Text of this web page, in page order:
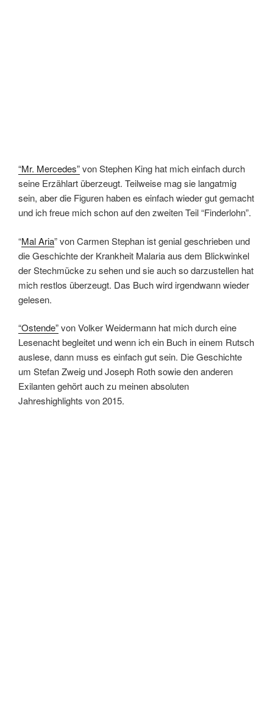
“Mr. Mercedes”von Stephen King hat mich einfach durch
seine Erzählart überzeugt. Teilweise mag sie langatmig
sein, aber die Figuren haben es einfach wieder gut gemacht
und ich freue mich schon auf den zweiten Teil “Finderlohn”.
“Mal Aria” von Carmen Stephan ist genial geschrieben und
die Geschichte der Krankheit Malaria aus dem Blickwinkel
der Stechmücke zu sehen und sie auch so darzustellen hat
mich restlos überzeugt. Das Buch wird irgendwann wieder
gelesen.
“Ostende”von Volker Weidermann hat mich durch eine
Lesenacht begleitet und wenn ich ein Buch in einem Rutsch
auslese, dann muss es einfach gut sein. Die Geschichte
um Stefan Zweig und Joseph Roth sowie den anderen
Exilanten gehört auch zu meinen absoluten
Jahreshighlights von 2015.